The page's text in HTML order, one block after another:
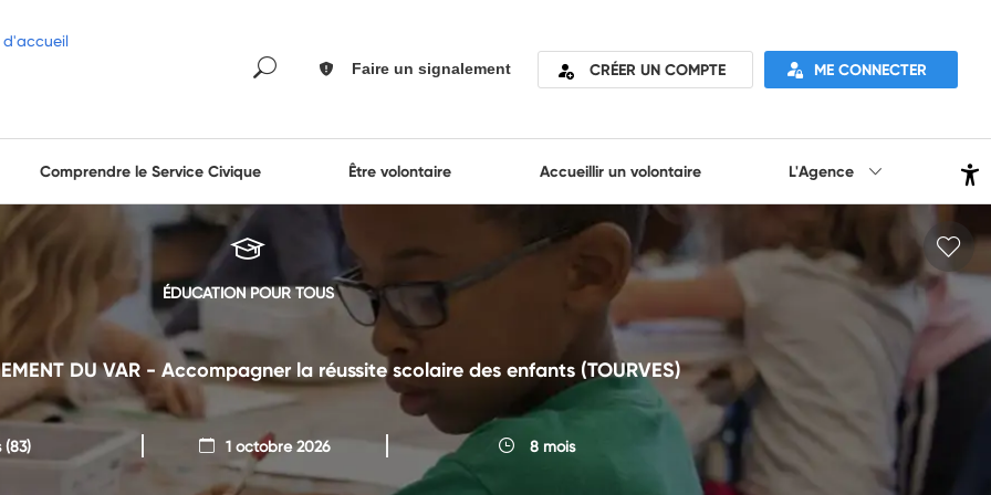
Faire un signalement CRÉER UN COMPTE ME CONNECTER
Comprendre le Service Civique Être volontaire Accueillir un volontaire L'Agence
ÉDUCATION POUR TOUS
DU VAR - Accompagner la réussite scolaire des enfants (TOURVES)
(83) 1 octobre 2026 8 mois